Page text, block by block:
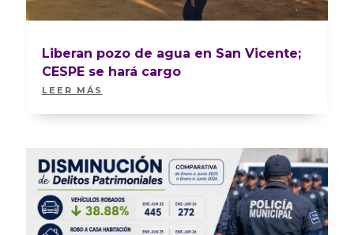
Liberan pozo de agua en San Vicente;
CESPE se hará cargo
LEER MÁS